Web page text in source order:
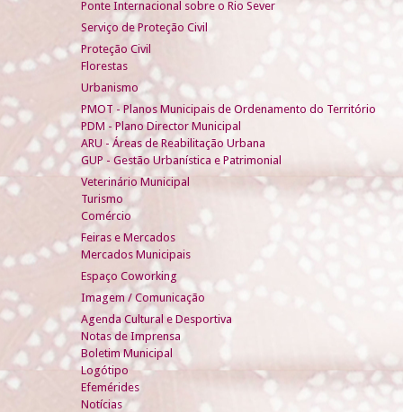
Ponte Internacional sobre o Rio Sever
Serviço de Proteção Civil
Proteção Civil
Florestas
Urbanismo
PMOT - Planos Municipais de Ordenamento do Território
PDM - Plano Director Municipal
ARU - Áreas de Reabilitação Urbana
GUP - Gestão Urbanística e Patrimonial
Veterinário Municipal
Turismo
Comércio
Feiras e Mercados
Mercados Municipais
Espaço Coworking
Imagem / Comunicação
Agenda Cultural e Desportiva
Notas de Imprensa
Boletim Municipal
Logótipo
Efemérides
Notícias